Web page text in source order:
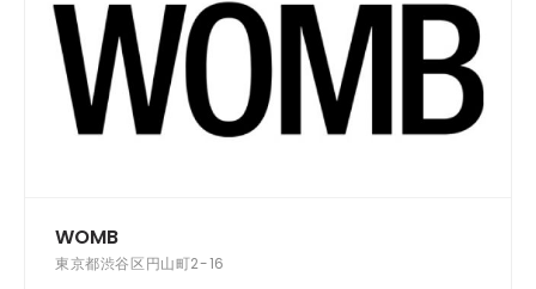
WOMB
東京都渋谷区円山町2-16